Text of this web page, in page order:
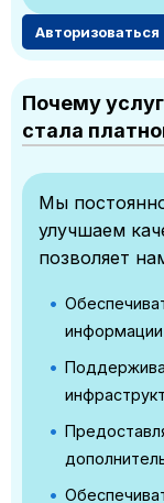
Авторизоваться
Почему
стала
Мы
улучшаем
позволяет